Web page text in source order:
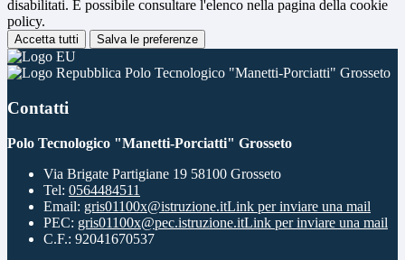
disabilitati. È possibile consultare l'elenco nella pagina della cookie
policy.
Accetta tutti Salva le preferenze
Polo Tecnologico "Manetti-Porciatti" Grosseto
Contatti
Polo Tecnologico "Manetti-Porciatti" Grosseto
Via Brigate Partigiane 19 58100 Grosseto
Tel: 0564484511
Email: gris01100x@istruzione.itLink per inviare una mail
PEC: gris01100x@pec.istruzione.itLink per inviare una mail
C.F.: 92041670537